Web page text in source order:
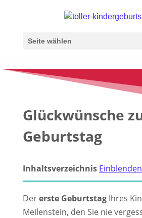
Seite wählen
Glückwünsche
Geburtstag
Inhaltsverzeichnis Einblenden
Dererste GeburtstagIhres
Meilenstein, den Sie nie